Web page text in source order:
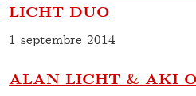
LICHT DUO
1 septembre 2014
ALAN LICHT & AKI